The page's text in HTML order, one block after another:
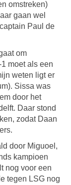
omstreken)
gaan wel
Paul de
om
moet als een
weten ligt er
Sissa was
door het
Daar stond
zodat Daan
door Miguoel,
kampioen
nog voor een
tegen LSG nog